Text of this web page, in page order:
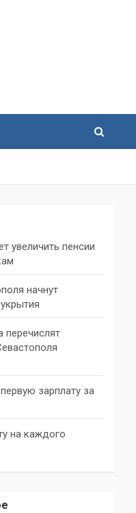
увеличить пенсии
начнут
перечислят
зарплату за
на каждого